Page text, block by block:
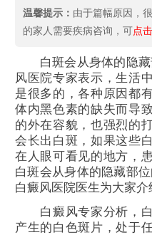
温馨提示： 由于篇幅原因，
的家人需要疾病咨询，可点
白斑会从身体的隐藏
风医院专家表示，生活
是很多的，各种原因都
体内黑色素的缺失而导
的外在容貌，也强烈的
会长出白斑，如果这些
在人眼可看见的地方，
白斑会从身体的隐藏部
白癜风医院医生为大家介
白癜风专家分析，白
产生的白色斑片，处于